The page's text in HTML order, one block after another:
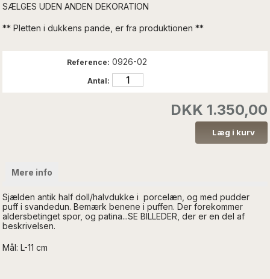
SÆLGES UDEN ANDEN DEKORATION
** Pletten i dukkens pande, er fra produktionen **
Reference: 0926-02
Antal:
DKK 1.350,00
Mere info
Sjælden antik half doll/halvdukke i porcelæn, og med pudder
puff i svandedun. Bemærk benene i puffen. Der forekommer
aldersbetinget spor, og patina...SE BILLEDER, der er en del af
beskrivelsen.
Mål: L-11 cm